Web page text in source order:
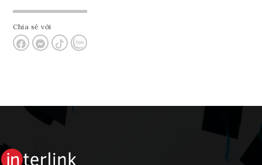
Chia sẻ với